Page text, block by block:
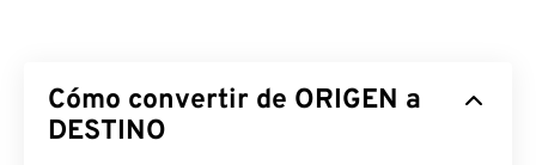
Cómo convertir de ORIGEN a
DESTINO